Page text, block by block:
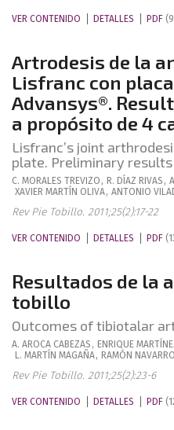
VER CONTENIDO DETALLES PDF
Artrodesis de la
Lisfranc con
Advansys®.
a propósito de 4
Lisfranc’s joint
plate. Preliminary
C. MORALES TREVIZO , R. DÍAZ RIVAS ,
XAVIER MARTÍN OLIVA, ANTONIO
Rev Pie Tobillo. 2011;25(2):17-22
VER CONTENIDO DETALLES PDF
Resultados de la
tobillo
Outcomes of tibiotalar
A. AROCA CABEZAS , ENRIQUE
L. MARTÍN MAGAÑA, RAMÓN
Rev Pie Tobillo. 2011;25(2):23-6
VER CONTENIDO DETALLES PDF